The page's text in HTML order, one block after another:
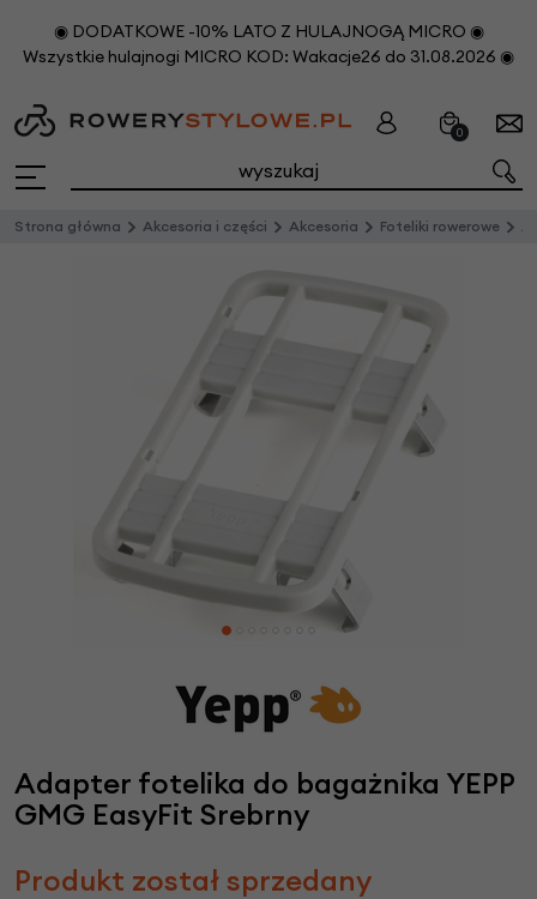
◉ DODATKOWE -10% LATO Z HULAJNOGĄ MICRO ◉
Wszystkie hulajnogi MICRO KOD: Wakacje26 do 31.08.2026 ◉
0
Strona główna Akcesoria i części Akcesoria Foteliki rowerowe
Adapter fotelika do bagażnika YEPP
GMG EasyFit Srebrny
Produkt został sprzedany